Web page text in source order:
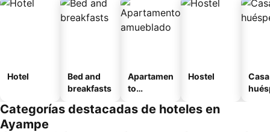
Hotel
Bed and
breakfasts
Apartamen
to
o
Hostel
Categorías destacadas de hoteles en
Ayampe